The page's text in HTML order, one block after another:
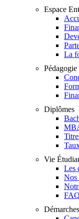
Espace
La
Pédagogie
Diplômes
Vie
Les
Nos
FAQ